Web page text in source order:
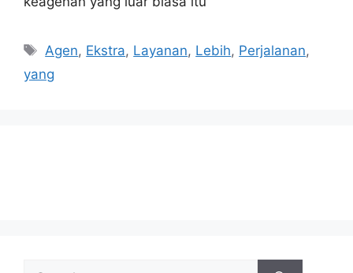
Tags
Agen, Ekstra, Layanan, Lebih, Perjalanan,
yang